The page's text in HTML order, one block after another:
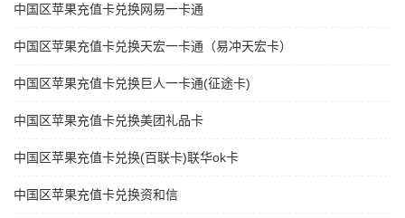
中国区苹果充值卡兑换网易一卡通
中国区苹果充值卡兑换天宏一卡通（易冲天宏卡）
中国区苹果充值卡兑换巨人一卡通(征途卡)
中国区苹果充值卡兑换美团礼品卡
中国区苹果充值卡兑换(百联卡)联华ok卡
中国区苹果充值卡兑换资和信